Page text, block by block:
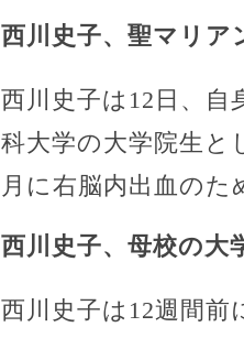
西川史子、聖マリア
西川史子は12日、
科大学の大学院生と
月に右脳内出血のた
西川史子、母校の大
西川史子は12週間